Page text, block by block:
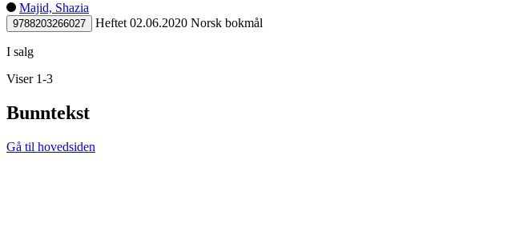
Majid, Shazia
9788203266027 Heftet 02.06.2020 Norsk bokmål
I salg
Viser 1-3
Bunntekst
Gå til hovedsiden